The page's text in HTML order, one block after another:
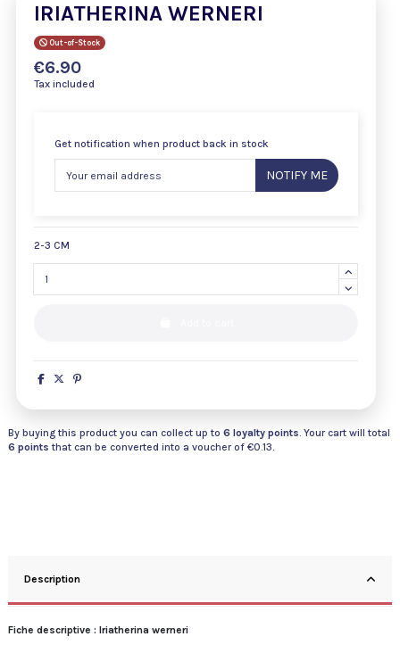
IRIATHERINA WERNERI
Out-of-Stock
€6.90
Tax included
Get notification when product back in stock
NOTIFY ME
2-3 CM
By buying this product you can collect up to 6 loyalty points. Your cart will total
6 points that can be converted into a voucher of €0.13.
Description
Fiche descriptive : Iriatherina werneri